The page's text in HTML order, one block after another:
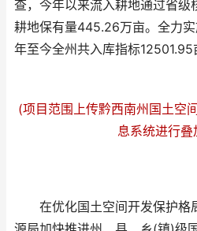
查，今年以来流入耕地通过省
耕地保有量445.26万亩。全力
年至今全州共入库指标12501.95
(项目范围上传黔西南州国土空
息系统进行叠
在优化国土空间开发保护格